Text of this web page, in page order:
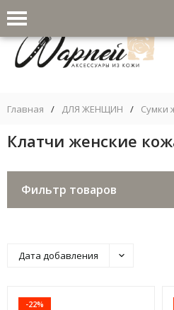
Главная / ДЛЯ ЖЕНЩИН / Сумки
Клатчи женские
Фильтр товаров
Дата добавления
-22%